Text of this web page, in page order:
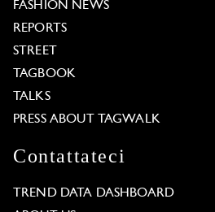
FASHION NEWS
REPORTS
STREET
TAGBOOK
TALKS
PRESS ABOUT TAGWALK
Contattateci
TREND DATA DASHBOARD